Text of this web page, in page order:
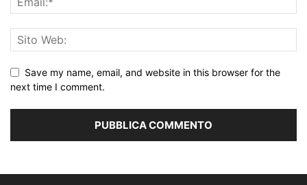
Save my name, email, and website in this browser for the
next time I comment.